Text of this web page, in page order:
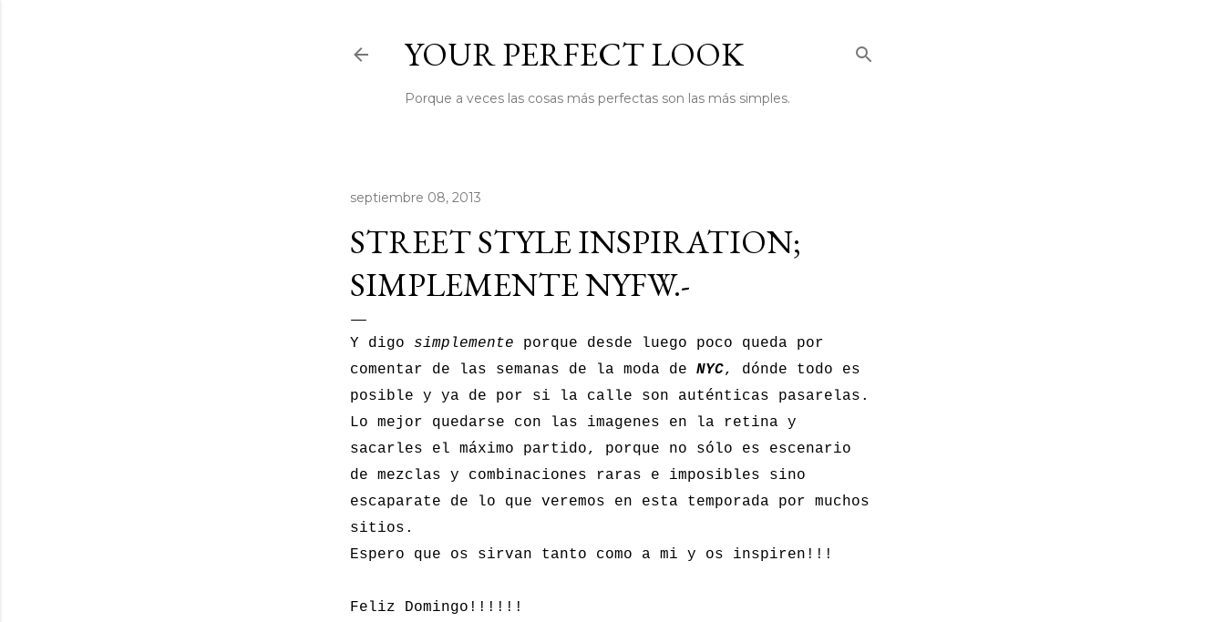
YOUR PERFECT LOOK
Porque a veces las cosas más perfectas son las más simples.
septiembre 08, 2013
STREET STYLE INSPIRATION;
SIMPLEMENTE NYFW.-
Y digo simplemente porque desde luego poco queda por
comentar de las semanas de la moda de NYC, dónde todo es
posible y ya de por si la calle son auténticas pasarelas.
Lo mejor quedarse con las imagenes en la retina y
sacarles el máximo partido, porque no sólo es escenario
de mezclas y combinaciones raras e imposibles sino
escaparate de lo que veremos en esta temporada por muchos
sitios.
Espero que os sirvan tanto como a mi y os inspiren!!!
Feliz Domingo!!!!!!